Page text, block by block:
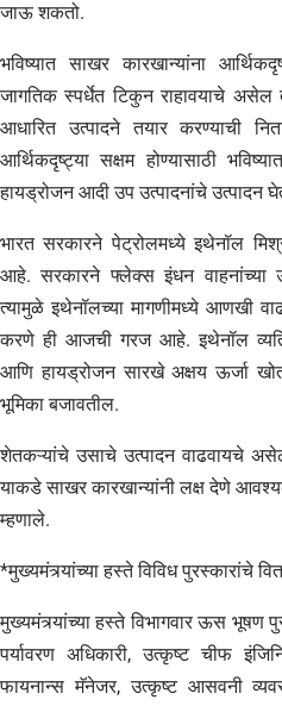
जाऊ शकतो.
भविष्यात साखर कारखान्यांना
जागतिक स्पर्धेत टिकुन राहावयाचे असेल
आधारित उत्पादने तयार करण्याची
आर्थिकदृष्ट्या सक्षम होण्यासाठी
हायड्रोजन आदी उप उत्पादनांचे उत्पादन
भारत सरकारने पेट्रोलमध्ये इथेनॉल
आहे. सरकारने फ्लेक्स इंधन वाहनांच्या
त्यामुळे इथेनॉलच्या मागणीमध्ये आणखी
करणे ही आजची गरज आहे. इथेनॉल
आणि हायड्रोजन सारखे अक्षय ऊर्जा
भूमिका बजावतील.
शेतकऱ्यांचे उसाचे उत्पादन वाढवायचे
याकडे साखर कारखान्यांनी लक्ष देणे
म्हणाले.
*मुख्यमंत्र्यांच्या हस्ते विविध पुरस्कारांचे
मुख्यमंत्र्यांच्या हस्ते विभागवार ऊस भूषण
पर्यावरण अधिकारी, उत्कृष्ट चीफ
फायनान्स मॅनेजर, उत्कृष्ट आसवनी